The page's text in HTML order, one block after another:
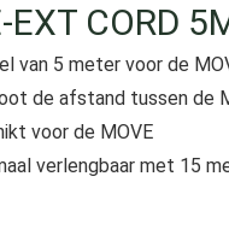
EXT CORD
van 5 meter voor de
de afstand tussen de
voor de MOVE
verlengbaar met 15